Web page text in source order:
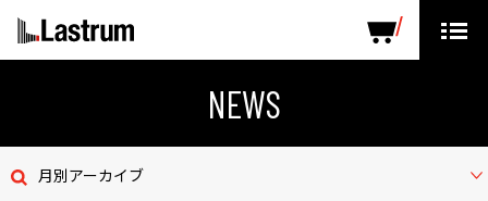
LABEL PRODUCTS
NEWS
月別アーカイブ